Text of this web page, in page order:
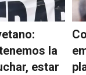
la
estar